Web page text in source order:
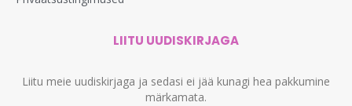
LIITU UUDISKIRJAGA
Liitu meie uudiskirjaga ja sedasi ei jää kunagi hea pakkumine
märkamata.